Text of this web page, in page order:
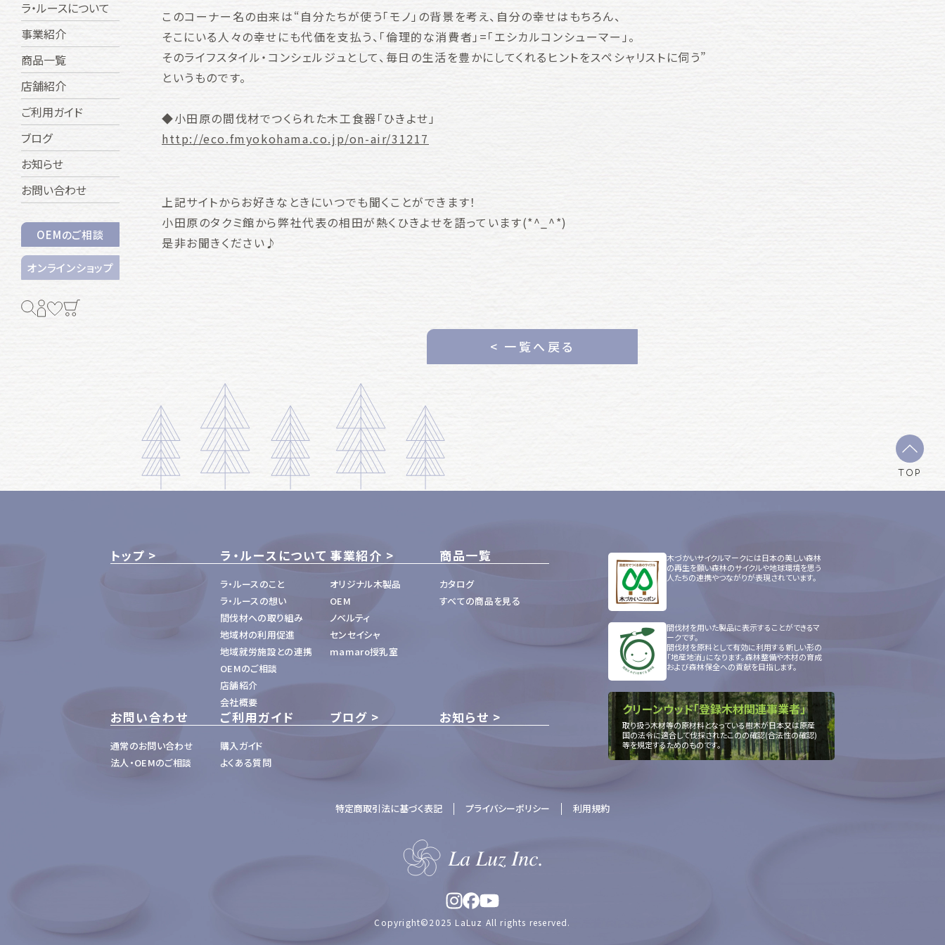
ラ・ルースについて
事業紹介
商品一覧
店舗紹介
ご利用ガイド
ブログ
お知らせ
お問い合わせ
OEMのご相談
オンラインショップ
このコーナー名の由来は“自分たちが使う「モノ」の背景を考え、自分の幸せはもちろん、
そこにいる人々の幸せにも代価を支払う、「倫理的な消費者」=「エシカルコンシューマー」。
そのライフスタイル・コンシェルジュとして、毎日の生活を豊かにしてくれるヒントをスペシャリストに伺う”
というものです。
◆小田原の間伐材でつくられた木工食器「ひきよせ」
http://eco.fmyokohama.co.jp/on-air/31217
上記サイトからお好きなときにいつでも聞くことができます！
小田原のタクミ館から弊社代表の相田が熱くひきよせを語っています(*^_^*)
是非お聞きください♪
< 一覧へ戻る
TOP
トップ ラ・ルースについて
ラ・ルースのこと
ラ・ルースの想い
間伐材への取り組み
地域材の利用促進
地域就労施設との連携
OEMのご相談
店舗紹介
会社概要
事業紹介
オリジナル木製品
OEM
ノベルティ
センセイシャ
mamaro授乳室
商品一覧
カタログ
すべての商品を見る
お問い合わせ
通常のお問い合わせ
法人・OEMのご相談
ご利用ガイド
購入ガイド
よくある質問
ブログ お知らせ
木づかいサイクルマークには日本の美しい森林
の再生を願い森林のサイクルや地球環境を思う
人たちの連携やつながりが表現されています。
間伐材を用いた製品に表示することができるマ
ークです。
間伐材を原料として有効に利用する新しい形の
「地産地消」になります。森林整備や木材の育成
および森林保全への貢献を目指します。
クリーンウッド「登録木材関連事業者」
取り扱う木材等の原材料となっている樹木が日本又は原産
国の法令に適合して伐採されたこのの確認(合法性の確認)
等を規定するためのものです。
特定商取引法に基づく表記 プライバシーポリシー 利用規約
Copyright©2025 LaLuz All rights reserved.